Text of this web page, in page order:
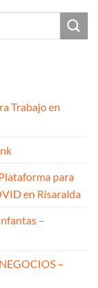
Trabajo en
para
en Risaralda
–
–